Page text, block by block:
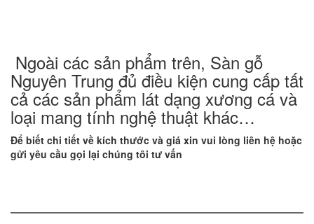
Ngoài các sản phẩm trên, Sàn gỗ
Nguyên Trung đủ điều kiện cung cấp tất
cả các sản phẩm lát dạng xương cá và
loại mang tính nghệ thuật khác…
Để biết chi tiết về kích thước và giá xin vui lòng liên hệ hoặc
gửi yêu cầu gọi lại chúng tôi tư vấn